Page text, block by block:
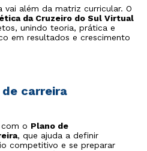
preparando a pele para
na recuperação do
como a drenagem linfática,
e reduz edemas;
cosméticos
: prestar consultoria para
protocolos e tecnologias;
autoridade no assunto.
vai além da matriz curricular. O
da Cruzeiro do Sul Virtual
unindo teoria, prática e
em resultados e crescimento
carreira
o Plano de
, que ajuda a definir
competitivo e se preparar